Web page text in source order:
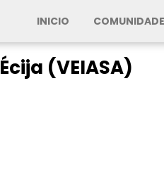
INICIO
(VEIASA)